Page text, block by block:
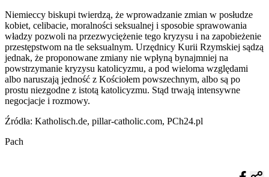
Niemieccy biskupi twierdzą, że wprowadzanie zmian w posłudze
kobiet, celibacie, moralności seksualnej i sposobie sprawowania
władzy pozwoli na przezwyciężenie tego kryzysu i na zapobieżenie
przestępstwom na tle seksualnym. Urzędnicy Kurii Rzymskiej sądzą
jednak, że proponowane zmiany nie wpłyną bynajmniej na
powstrzymanie kryzysu katolicyzmu, a pod wieloma względami
albo naruszają jedność z Kościołem powszechnym, albo są po
prostu niezgodne z istotą katolicyzmu. Stąd trwają intensywne
negocjacje i rozmowy.
Źródła: Katholisch.de, pillar-catholic.com, PCh24.pl
Pach